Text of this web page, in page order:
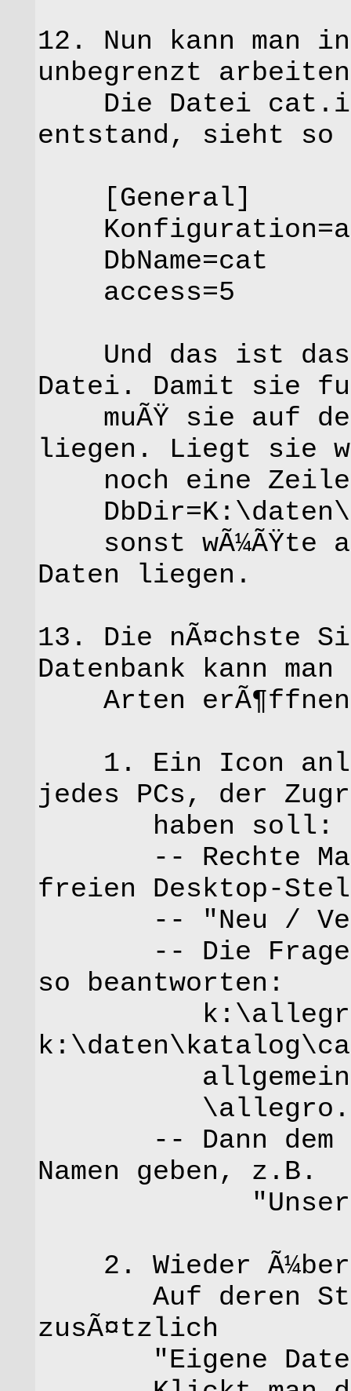
12. Nun kann man
unbegrenzt
Die Datei
entstand, sieht so
[General]
Konfiguration=a
DbName=cat
access=5
Und das ist das
Datei. Damit sie
muÃŸ sie auf
liegen. Liegt sie
noch eine
sonst wÃ¼ÃŸte
Daten liegen.
13. Die nÃ¤chste
Datenbank kann
Arten
1. Ein Icon
jedes PCs, der
haben soll:
-- Rechte
freien Desktop-
-- "Neu /
-- Die Frage
so beantworten:
allgemein
-- Dann dem
Namen geben, z.B.
"Unser
2. Wieder Ã¼ber
Auf deren
zusÃ¤tzlich
"Eigene